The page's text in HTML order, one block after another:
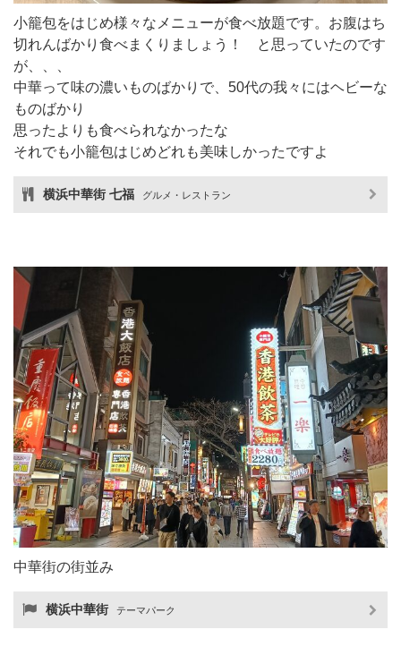
小籠包をはじめ様々なメニューが食べ放題です。お腹はち
切れんばかり食べまくりましょう！ と思っていたのです
が、、、
中華って味の濃いものばかりで、50代の我々にはヘビーな
ものばかり
思ったよりも食べられなかったな
それでも小籠包はじめどれも美味しかったですよ
横浜中華街 七福 グルメ・レストラン
中華街の街並み
横浜中華街 テーマパーク